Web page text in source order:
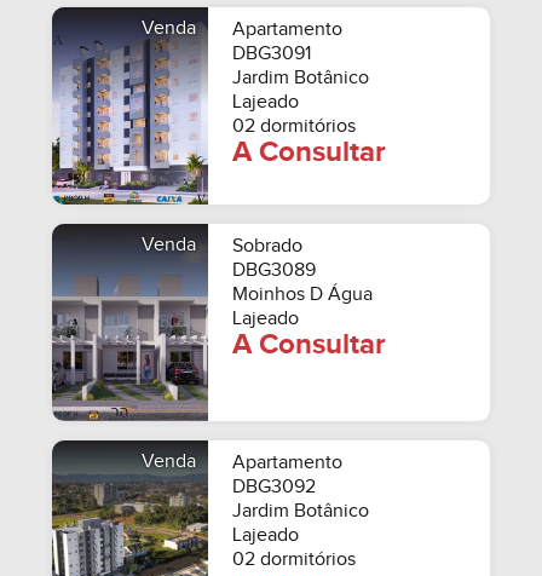
Venda
Apartamento
DBG3091
Jardim Botânico
Lajeado
02 dormitórios
A Consultar
Venda
Sobrado
DBG3089
Moinhos D Água
Lajeado
A Consultar
Venda
Apartamento
DBG3092
Jardim Botânico
Lajeado
02 dormitórios